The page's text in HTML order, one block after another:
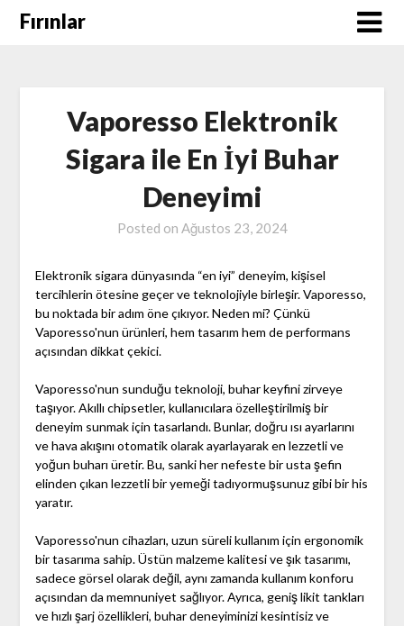
SkipFırınlar
Vaporesso Elektronik
Sigara ile En İyi Buhar
Deneyimi
Posted on Ağustos 23, 2024
Elektronik sigara dünyasında “en iyi” deneyim, kişisel
tercihlerin ötesine geçer ve teknolojiyle birleşir. Vaporesso,
bu noktada bir adım öne çıkıyor. Neden mi? Çünkü
Vaporesso'nun ürünleri, hem tasarım hem de performans
açısından dikkat çekici.
Vaporesso'nun sunduğu teknoloji, buhar keyfini zirveye
taşıyor. Akıllı chipsetler, kullanıcılara özelleştirilmiş bir
deneyim sunmak için tasarlandı. Bunlar, doğru ısı ayarlarını
ve hava akışını otomatik olarak ayarlayarak en lezzetli ve
yoğun buharı üretir. Bu, sanki her nefeste bir usta şefin
elinden çıkan lezzetli bir yemeği tadıyormuşsunuz gibi bir his
yaratır.
Vaporesso'nun cihazları, uzun süreli kullanım için ergonomik
bir tasarıma sahip. Üstün malzeme kalitesi ve şık tasarımı,
sadece görsel olarak değil, aynı zamanda kullanım konforu
açısından da memnuniyet sağlıyor. Ayrıca, geniş likit tankları
ve hızlı şarj özellikleri, buhar deneyiminizi kesintisiz ve